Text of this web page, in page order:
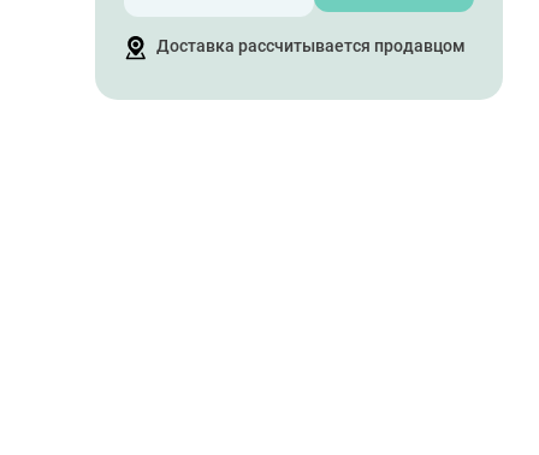
Доставка рассчитывается продавцом